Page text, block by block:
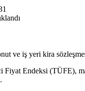
ve iş yeri kira
Endeksi (TÜFE),